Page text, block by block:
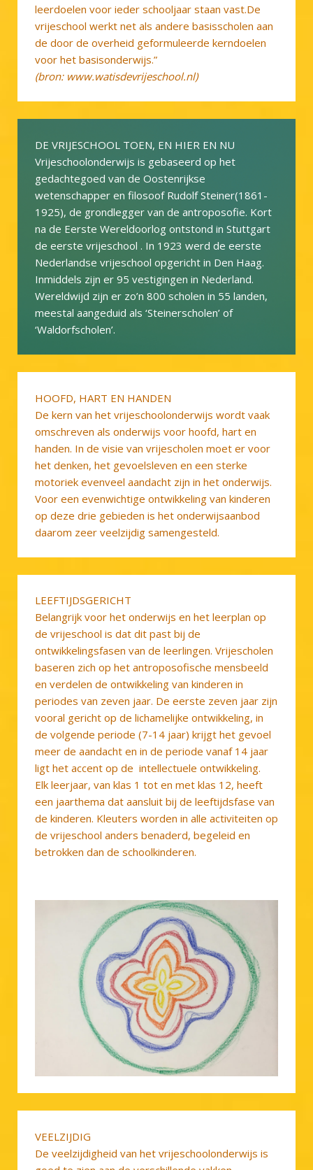
leerdoelen voor ieder schooljaar staan vast.De
vrijeschool werkt net als andere basisscholen aan
de door de overheid geformuleerde kerndoelen
voor het basisonderwijs.”
(bron: www.watisdevrijeschool.nl)
DE VRIJESCHOOL TOEN, EN HIER EN NU
Vrijeschoolonderwijs is gebaseerd op het
gedachtegoed van de Oostenrijkse
wetenschapper en filosoof Rudolf Steiner(1861-
1925), de grondlegger van de antroposofie. Kort
na de Eerste Wereldoorlog ontstond in Stuttgart
de eerste vrijeschool . In 1923 werd de eerste
Nederlandse vrijeschool opgericht in Den Haag.
Inmiddels zijn er 95 vestigingen in Nederland.
Wereldwijd zijn er zo’n 800 scholen in 55 landen,
meestal aangeduid als ‘Steinerscholen’ of
‘Waldorfscholen’.
HOOFD, HART EN HANDEN
De kern van het vrijeschoolonderwijs wordt vaak
omschreven als onderwijs voor hoofd, hart en
handen. In de visie van vrijescholen moet er voor
het denken, het gevoelsleven en een sterke
motoriek evenveel aandacht zijn in het onderwijs.
Voor een evenwichtige ontwikkeling van kinderen
op deze drie gebieden is het onderwijsaanbod
daarom zeer veelzijdig samengesteld.
LEEFTIJDSGERICHT
Belangrijk voor het onderwijs en het leerplan op
de vrijeschool is dat dit past bij de
ontwikkelingsfasen van de leerlingen. Vrijescholen
baseren zich op het antroposofische mensbeeld
en verdelen de ontwikkeling van kinderen in
periodes van zeven jaar. De eerste zeven jaar zijn
vooral gericht op de lichamelijke ontwikkeling, in
de volgende periode (7-14 jaar) krijgt het gevoel
meer de aandacht en in de periode vanaf 14 jaar
ligt het accent op de intellectuele ontwikkeling.
Elk leerjaar, van klas 1 tot en met klas 12, heeft
een jaarthema dat aansluit bij de leeftijdsfase van
de kinderen. Kleuters worden in alle activiteiten op
de vrijeschool anders benaderd, begeleid en
betrokken dan de schoolkinderen.
VEELZIJDIG
De veelzijdigheid van het vrijeschoolonderwijs is